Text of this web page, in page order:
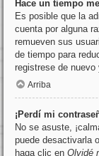
Hace un tiempo
Es posible que la
cuenta por alguna
remueven sus
de tiempo para
registrese de
Arriba
¡Perdí mi
No se asuste,
puede desactivarla
haga clic en Olvidé